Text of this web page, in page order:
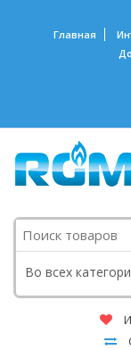
Главная
Поиск
Во всех